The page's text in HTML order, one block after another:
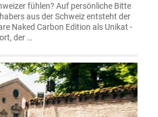
fühlen? Auf persönliche Bitte
aus der Schweiz entsteht der
Naked Carbon Edition als Unikat -
der …